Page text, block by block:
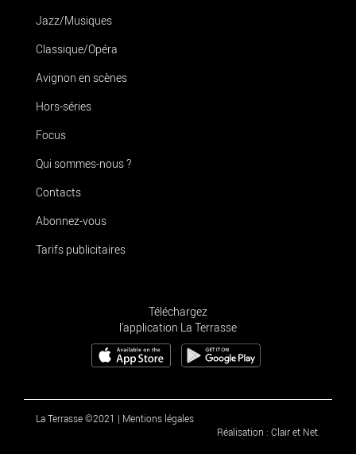
Jazz/Musiques
Classique/Opéra
Avignon en scènes
Hors-séries
Focus
Qui sommes-nous ?
Contacts
Abonnez-vous
Tarifs publicitaires
Téléchargez
l'application La Terrasse
La Terrasse ©2021 | Mentions légales
Réalisation : Clair et Net.